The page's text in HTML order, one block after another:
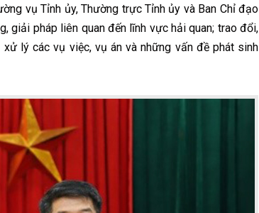
vụ Tỉnh ủy, Thường trực Tỉnh ủy và Ban Chỉ đạo
giải pháp liên quan đến lĩnh vực hải quan; trao đổi,
lý các vụ việc, vụ án và những vấn đề phát sinh